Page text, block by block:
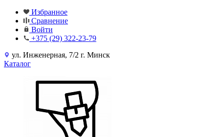
Избранное
Сравнение
Войти
+375 (29) 322-23-79
ул. Инженерная, 7/2 г. Минск
Каталог